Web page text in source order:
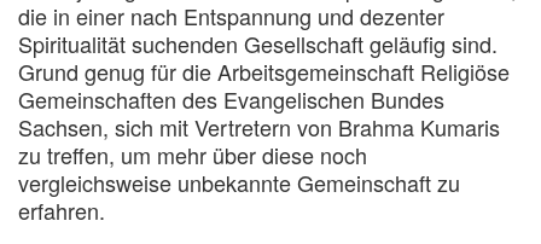
die in einer nach Entspannung und dezenter
Spiritualität suchenden Gesellschaft geläufig sind.
Grund genug für die Arbeitsgemeinschaft Religiöse
Gemeinschaften des Evangelischen Bundes
Sachsen, sich mit Vertretern von Brahma Kumaris
zu treffen, um mehr über diese noch
vergleichsweise unbekannte Gemeinschaft zu
erfahren.